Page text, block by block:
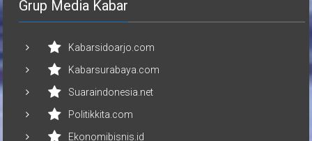
Grup Media Kabar
Kabarsidoarjo.com
Kabarsurabaya.com
Suaraindonesia.net
Politikkita.com
Ekonomibisnis.id